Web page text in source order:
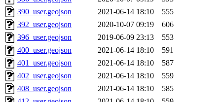
390_user.geojson
2021-06-14 18:10
555
392_user.geojson
2020-10-07 09:19
606
396_user.geojson
2019-06-09 23:13
553
400_user.geojson
2021-06-14 18:10
591
401_user.geojson
2021-06-14 18:10
587
402_user.geojson
2021-06-14 18:10
559
408_user.geojson
2021-06-14 18:10
585